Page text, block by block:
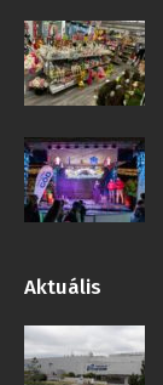
Aktuális